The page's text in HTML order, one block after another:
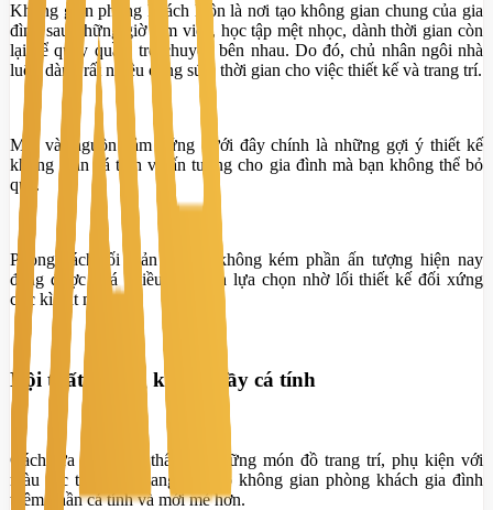
Không gian phòng khách luôn là nơi tạo không gian chung của gia
đình sau những giờ làm việc, học tập mệt nhọc, dành thời gian còn
lại để quây quần, trò chuyện bên nhau. Do đó, chủ nhân ngôi nhà
luôn dành rất nhiều công sức, thời gian cho việc thiết kế và trang trí.
Một vài nguồn cảm hứng dưới đây chính là những gợi ý thiết kế
không gian cá tính và ấn tượng cho gia đình mà bạn không thể bỏ
qua.
Phong cách tối giản nhưng không kém phần ấn tượng hiện nay
đang được khá nhiều gia đình lựa chọn nhờ lối thiết kế đối xứng
cực kì bắt mắt.
Nội thất phòng khách đầy cá tính
Cách lựa chọn nội thất với những món đồ trang trí, phụ kiện với
màu sắc tươi vui mang lại cho không gian phòng khách gia đình
thêm phần cá tính và mới mẻ hơn.